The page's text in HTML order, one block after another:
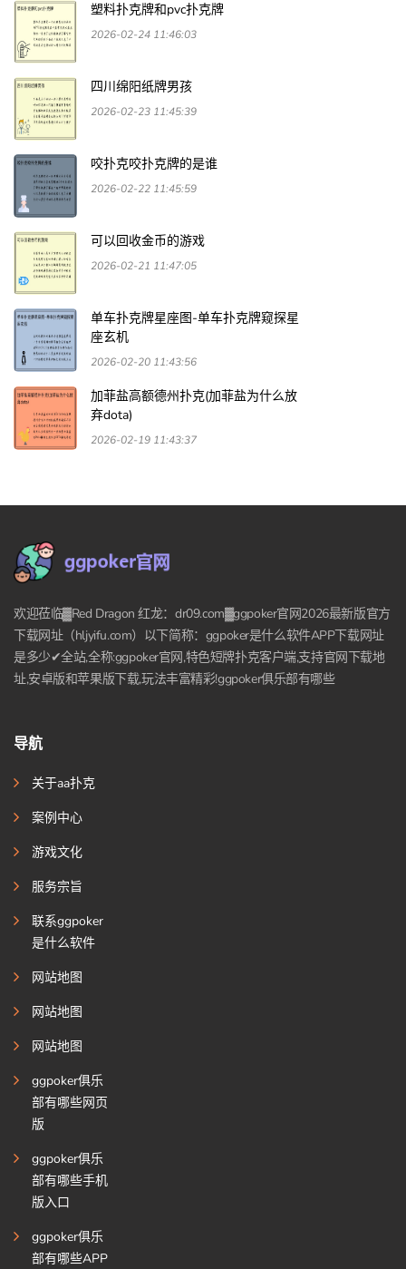
塑料扑克牌和pvc扑克牌
2026-02-24 11:46:03
四川绵阳纸牌男孩
2026-02-23 11:45:39
咬扑克咬扑克牌的是谁
2026-02-22 11:45:59
可以回收金币的游戏
2026-02-21 11:47:05
单车扑克牌星座图-单车扑克牌窥探星
座玄机
2026-02-20 11:43:56
加菲盐高额德州扑克(加菲盐为什么放
弃dota)
2026-02-19 11:43:37
欢迎莅临▓Red Dragon 红龙：dr09.com▓ggpoker官网2026最新版官方
下载网址（hljyifu.com）以下简称：ggpoker是什么软件APP下载网址
是多少✔全站,全称:ggpoker官网,特色短牌扑克客户端,支持官网下载地
址,安卓版和苹果版下载,玩法丰富精彩!ggpoker俱乐部有哪些
导航
关于aa扑克
案例中心
游戏文化
服务宗旨
联系ggpoker
是什么软件
网站地图
网站地图
网站地图
ggpoker俱乐
部有哪些网页
版
ggpoker俱乐
部有哪些手机
版入口
ggpoker俱乐
部有哪些APP